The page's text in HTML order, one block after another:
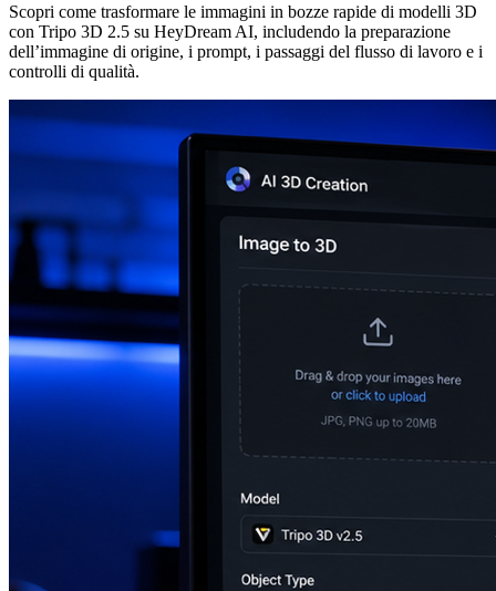
Scopri come trasformare le immagini in bozze rapide di modelli 3D
con Tripo 3D 2.5 su HeyDream AI, includendo la preparazione
dell’immagine di origine, i prompt, i passaggi del flusso di lavoro e i
controlli di qualità.